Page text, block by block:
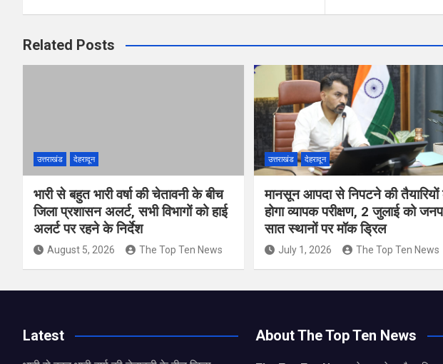
k
p
Related Posts
उत्तराखंड देहरादून
भारी से बहुत भारी वर्षा की चेतावनी के बीच
जिला प्रशासन अलर्ट, सभी विभागों को हाई
अलर्ट पर रहने के निर्देश
August 5, 2026 The Top Ten News
उत्तराखंड देहरादून
मानसून आपदा से निपटने की तैयारियों
होगा व्यापक परीक्षण, 2 जुलाई को
सात स्थानों पर मॉक ड्रिल
July 1, 2026 The Top Ten News
Latest About The Top Ten News